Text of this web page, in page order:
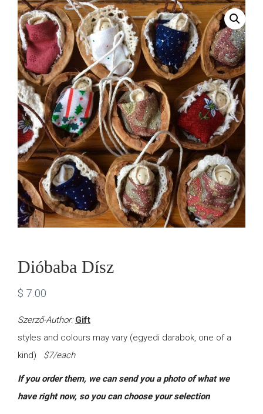
SHOP
KAPCSOLAT
CONTACT
US
Dióbaba Dísz
$ 7.00
Szerző-Author: Gift
styles and colours may vary (egyedi darabok, one of a
kind) $7/each
If you order them, we can send you a photo of what we
have right now, so you can choose your selection